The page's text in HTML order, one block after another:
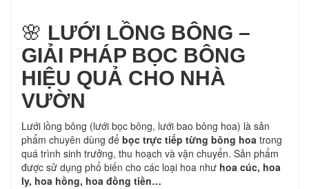
🌸 LƯỚI LỒNG BÔNG –
GIẢI PHÁP BỌC BÔNG
HIỆU QUẢ CHO NHÀ
VƯỜN
Lưới lồng bông (lưới bọc bông, lưới bao bông hoa) là sản
phẩm chuyên dùng để bọc trực tiếp từng bông hoa trong
quá trình sinh trưởng, thu hoạch và vận chuyển. Sản phẩm
được sử dụng phổ biến cho các loại hoa như hoa cúc, hoa
ly, hoa hồng, hoa đồng tiền…